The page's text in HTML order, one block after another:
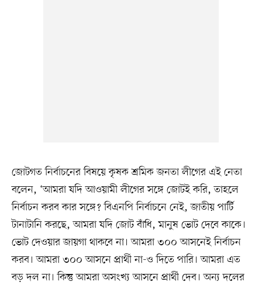
জোটগত নির্বাচনের বিষয়ে কৃষক শ্রমিক জনতা লীগের এই নেতা
বলেন, ‘আমরা যদি আওয়ামী লীগের সঙ্গে জোটই করি, তাহলে
নির্বাচন করব কার সঙ্গে? বিএনপি নির্বাচনে নেই, জাতীয় পার্টি
টানাটানি করছে, আমরা যদি জোট বাঁধি, মানুষ ভোট দেবে কাকে।
ভোট দেওয়ার জায়গা থাকবে না। আমরা ৩০০ আসনেই নির্বাচন
করব। আমরা ৩০০ আসনে প্রার্থী না-ও দিতে পারি। আমরা এত
বড় দল না। কিন্তু আমরা অসংখ্য আসনে প্রার্থী দেব। অন্য দলের